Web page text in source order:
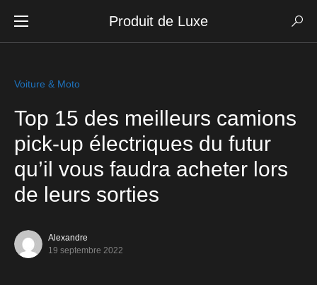
Produit de Luxe
Voiture & Moto
Top 15 des meilleurs camions
pick-up électriques du futur
qu’il vous faudra acheter lors
de leurs sorties
Alexandre
19 septembre 2022